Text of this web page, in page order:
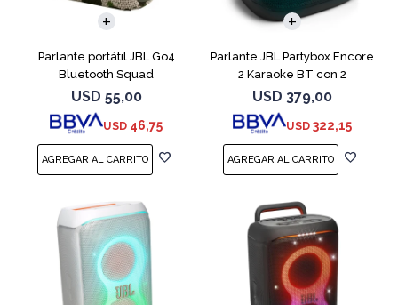
Parlante portátil JBL Go4
Bluetooth Squad
USD 55,00
USD 46,75
Parlante JBL Partybox Encore
2 Karaoke BT con 2
microfono
USD 379,00
USD 322,15